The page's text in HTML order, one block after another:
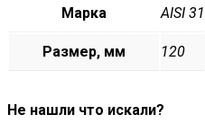
Марка AISI
Размер, мм 120
Не нашли что искали?